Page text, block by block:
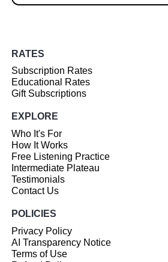
RATES
Subscription Rates
Educational Rates
Gift Subscriptions
EXPLORE
Who It's For
How It Works
Free Listening Practice
Intermediate Plateau
Testimonials
Contact Us
POLICIES
Privacy Policy
AI Transparency Notice
Terms of Use